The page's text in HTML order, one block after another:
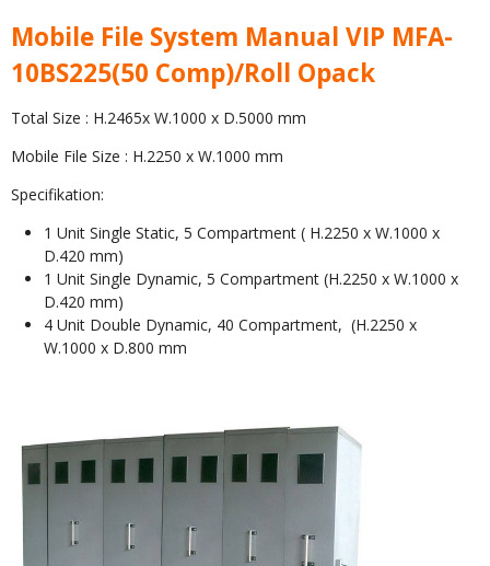
Mobile File System Manual VIP MFA-
10BS225(50 Comp)/Roll Opack
Total Size : H.2465x W.1000 x D.5000 mm
Mobile File Size : H.2250 x W.1000 mm
Specifikation:
1 Unit Single Static, 5 Compartment ( H.2250 x W.1000 x
D.420 mm)
1 Unit Single Dynamic, 5 Compartment (H.2250 x W.1000 x
D.420 mm)
4 Unit Double Dynamic, 40 Compartment, (H.2250 x
W.1000 x D.800 mm